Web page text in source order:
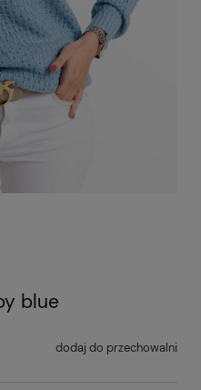
blue
dodaj do przechowalni